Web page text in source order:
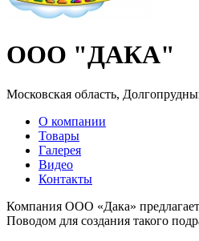
ООО "ДАКА"
Московская область,
О компании
Товары
Галерея
Видео
Контакты
Компания ООО «Дака»
Поводом для создания такого